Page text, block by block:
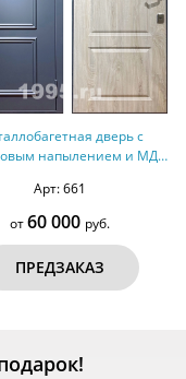
дверь с
напылением и МДФ
Арт: 661
от60 000 руб.
ПРЕДЗАКАЗ